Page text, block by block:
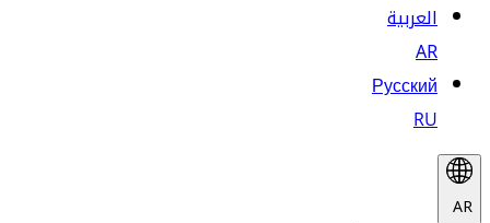
العربية
AR
Русский
RU
AR